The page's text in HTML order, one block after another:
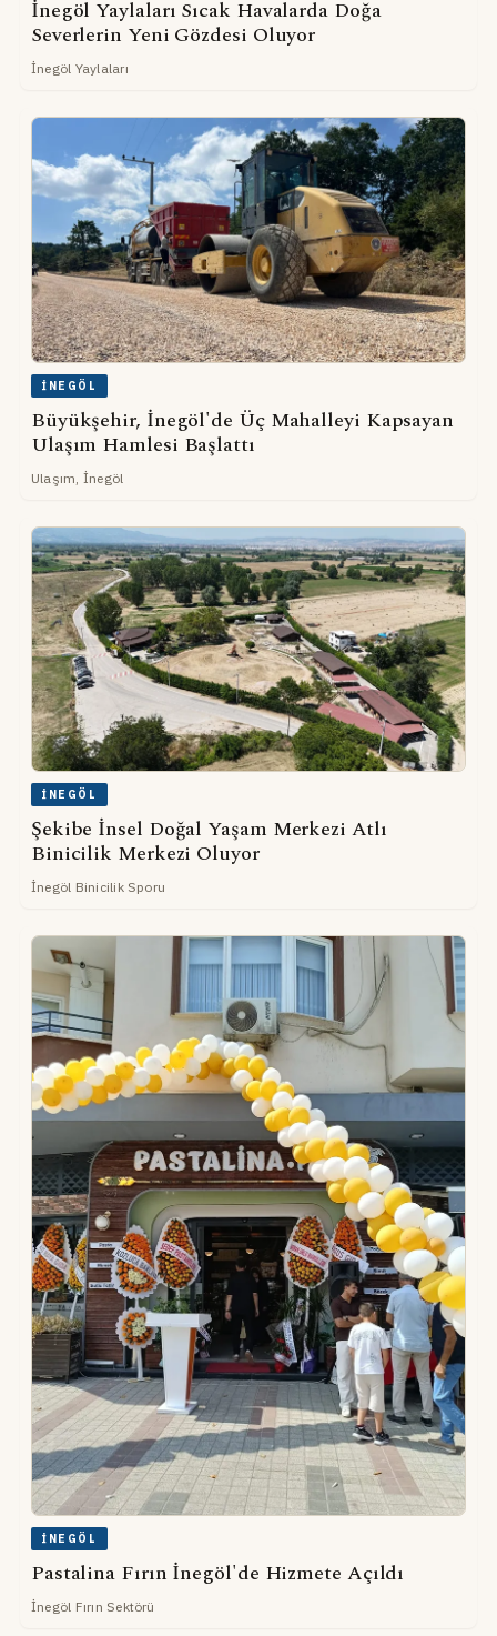
İnegöl Yaylaları Sıcak Havalarda Doğa
Severlerin Yeni Gözdesi Oluyor
İnegöl Yaylaları
İNEGÖL
Büyükşehir, İnegöl'de Üç Mahalleyi Kapsayan
Ulaşım Hamlesi Başlattı
Ulaşım, İnegöl
İNEGÖL
Şekibe İnsel Doğal Yaşam Merkezi Atlı
Binicilik Merkezi Oluyor
İnegöl Binicilik Sporu
İNEGÖL
Pastalina Fırın İnegöl'de Hizmete Açıldı
İnegöl Fırın Sektörü